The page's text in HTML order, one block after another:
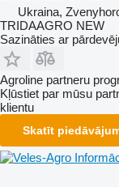
Ukraina,
TRIDAAGRO NEW
Sazināties ar
Agroline partneru
Kļūstiet par mūsu
klientu
Skatīt